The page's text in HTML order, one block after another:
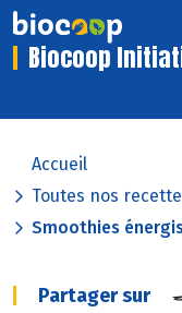
Biocoop
Accueil
Toutes nos
Smoothies
Partager sur